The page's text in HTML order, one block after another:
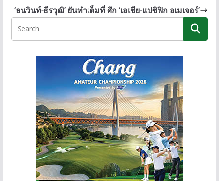
o
o
k
n
g
er
Li
n
k
‘ธนวินท์-ธีรวุฒิ’ ยันทำเต็มที่ ศึก ‘เอเชีย-แปซิฟิก อเมเจอร์’